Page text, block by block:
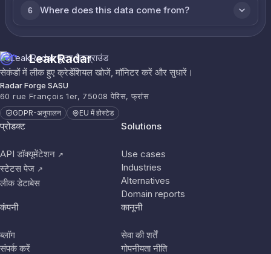
6 Where does this data come from?
LeakRadar
सेकंडों में लीक हुए क्रेडेंशियल खोजें, मॉनिटर करें और सुधारें।
Radar Forge SASU
60 rue François 1er, 75008 पेरिस, फ्रांस
GDPR-अनुपालन EU में होस्टेड
प्रोडक्ट
API डॉक्यूमेंटेशन ↗
स्टेटस पेज ↗
लीक डेटाबेस
Solutions
Use cases
Industries
Alternatives
Domain reports
कंपनी
ब्लॉग
संपर्क करें
कानूनी
सेवा की शर्तें
गोपनीयता नीति